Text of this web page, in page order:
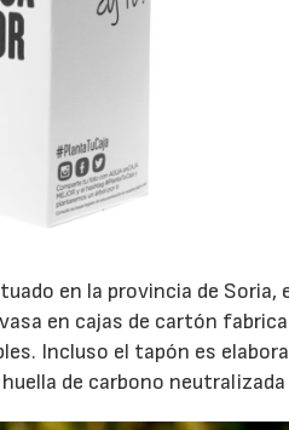
en la provincia de Soria,
en cajas de cartón
Incluso el tapón es
de carbono neutralizada